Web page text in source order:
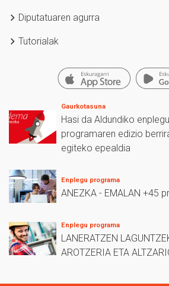
Diputatuaren agurra
Tutorialak
Gaurkotasuna
Hasi da Aldundiko
programaren edizio
egiteko epealdia
Enplegu programa
ANEZKA - EMALAN +45
Enplegu programa
LANERATZEN
AROTZERIA ETA